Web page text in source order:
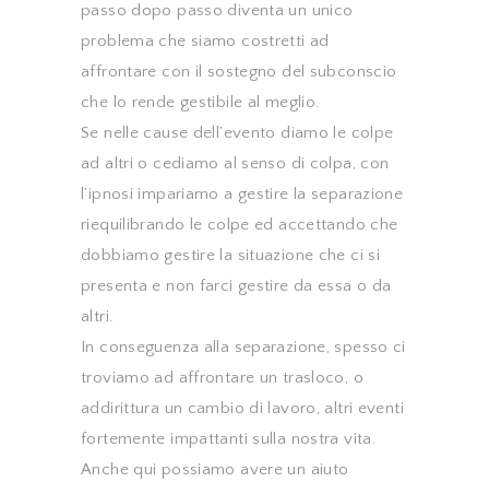
passo dopo passo diventa un unico
problema che siamo costretti ad
affrontare con il sostegno del subconscio
che lo rende gestibile al meglio.
Se nelle cause dell’evento diamo le colpe
ad altri o cediamo al senso di colpa, con
l’ipnosi impariamo a gestire la separazione
riequilibrando le colpe ed accettando che
dobbiamo gestire la situazione che ci si
presenta e non farci gestire da essa o da
altri.
In conseguenza alla separazione, spesso ci
troviamo ad affrontare un trasloco, o
addirittura un cambio di lavoro, altri eventi
fortemente impattanti sulla nostra vita.
Anche qui possiamo avere un aiuto